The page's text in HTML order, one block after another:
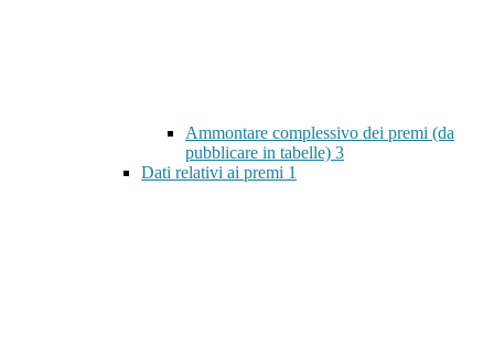
Ammontare complessivo dei premi (da
pubblicare in tabelle) 3
Dati relativi ai premi 1